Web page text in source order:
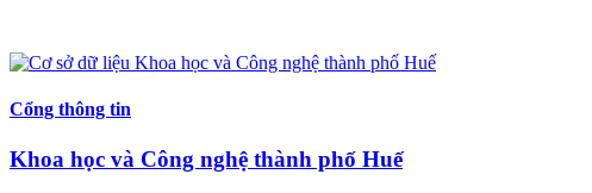
Cổng thông tin
Khoa học và Công nghệ thành phố Huế